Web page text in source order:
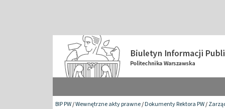
BIP PW/Wewnętrzne akty prawne/Dokumenty Rektora PW/